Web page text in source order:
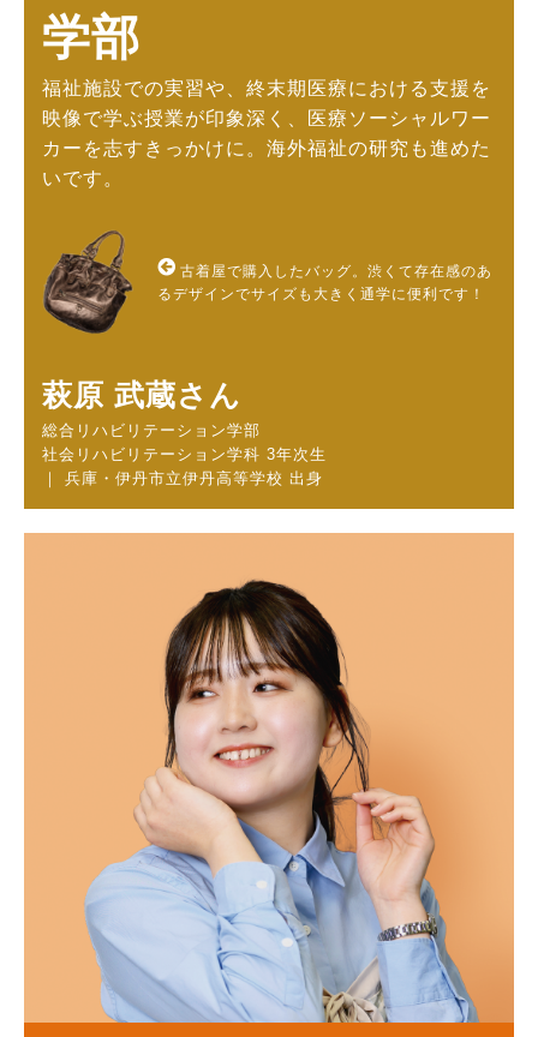
学部
福祉施設での実習や、終末期医療における支援を
映像で学ぶ授業が印象深く、医療ソーシャルワー
カーを志すきっかけに。海外福祉の研究も進めた
いです。
古着屋で購入したバッグ。渋くて存在感のあ
るデザインでサイズも大きく通学に便利です！
萩原 武蔵さん
総合リハビリテーション学部
社会リハビリテーション学科 3年次生
｜ 兵庫・伊丹市立伊丹高等学校 出身